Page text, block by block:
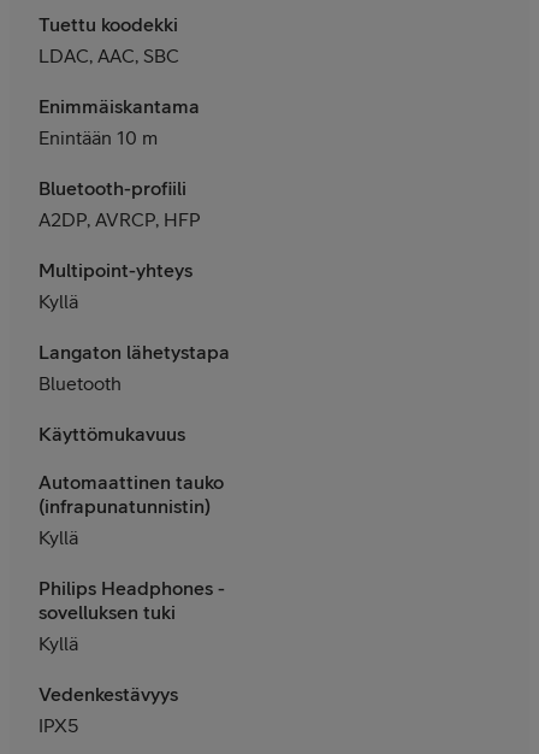
Tuettu koodekki
LDAC, AAC, SBC
Enimmäiskantama
Enintään 10 m
Bluetooth-profiili
A2DP, AVRCP, HFP
Multipoint-yhteys
Kyllä
Langaton lähetystapa
Bluetooth
Käyttömukavuus
Automaattinen tauko
(infrapunatunnistin)
Kyllä
Philips Headphones -
sovelluksen tuki
Kyllä
Vedenkestävyys
IPX5